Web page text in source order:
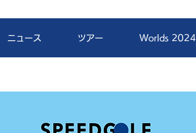
ニュース ツアー Worlds 2024